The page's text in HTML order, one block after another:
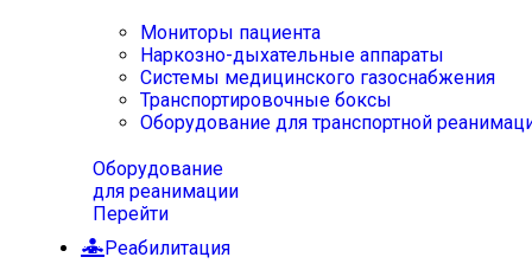
Мониторы пациента
Наркозно-дыхательные аппараты
Системы медицинского газоснабжения
Транспортировочные боксы
Оборудование для транспортной
Оборудование
для реанимации
Перейти
Реабилитация